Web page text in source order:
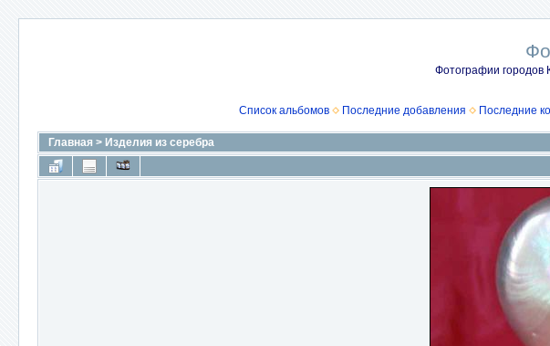
Фотографии городов
Список альбомов
Последние добавления Последние
Главная > Изделия из серебра